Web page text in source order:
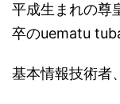
平成生まれの尊
卒のuematu
基本情報技術者